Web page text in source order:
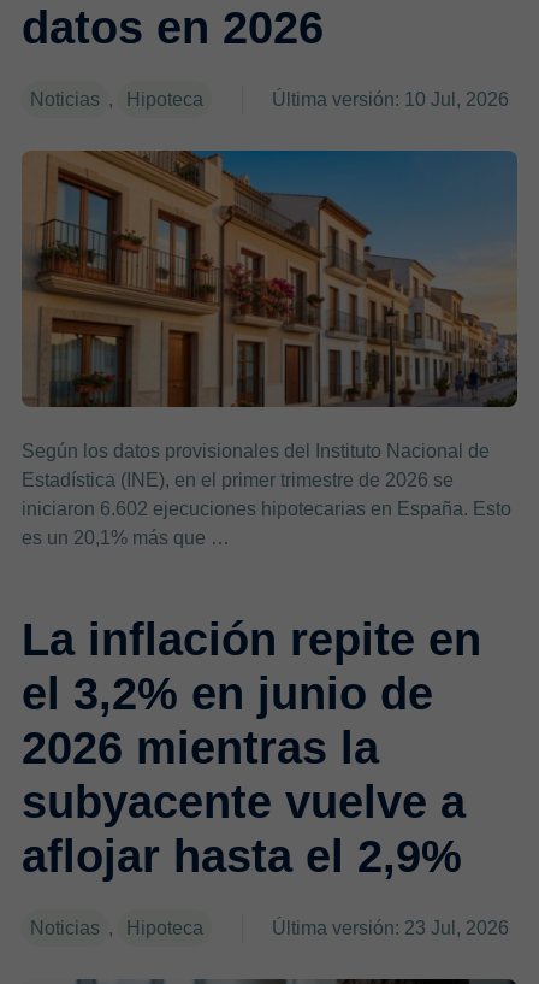
datos en 2026
Noticias , Hipoteca Última versión: 10 Jul, 2026
Según los datos provisionales del Instituto Nacional de
Estadística (INE), en el primer trimestre de 2026 se
iniciaron 6.602 ejecuciones hipotecarias en España. Esto
es un 20,1% más que …
La inflación repite en
el 3,2% en junio de
2026 mientras la
subyacente vuelve a
aflojar hasta el 2,9%
Noticias , Hipoteca Última versión: 23 Jul, 2026